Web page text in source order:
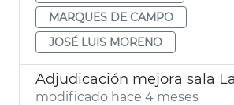
MARQUES DE CAMPO
JOSÉ LUIS MORENO
modificado hace 4 meses